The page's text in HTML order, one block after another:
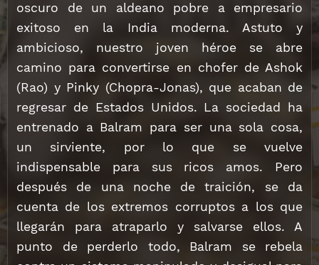
oscuro de un aldeano pobre a empresario
exitoso en la India moderna. Astuto y
ambicioso, nuestro joven héroe se abre
camino para convertirse en chofer de Ashok
(Rao) y Pinky (Chopra-Jonas), que acaban de
regresar de Estados Unidos. La sociedad ha
entrenado a Balram para ser una sola cosa,
un sirviente, por lo que se vuelve
indispensable para sus ricos amos. Pero
después de una noche de traición, se da
cuenta de los extremos corruptos a los que
llegarán para atraparlo y salvarse ellos. A
punto de perderlo todo, Balram se rebela